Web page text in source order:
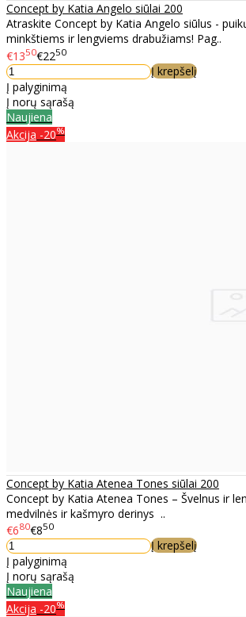
Concept by Katia Angelo siūlai 200
Atraskite Concept by Katia Angelo siūlus -
minkštiems ir lengviems drabužiams! Pag..
€1350€2250
Į krepšelį
Į palyginimą
Į norų sąrašą
Naujiena
Akcija -20%
Concept by Katia Atenea Tones siūlai 200
Concept by Katia Atenea Tones – Švelnus ir
medvilnės ir kašmyro derinys ..
€680€850
Į krepšelį
Į palyginimą
Į norų sąrašą
Naujiena
Akcija -20%